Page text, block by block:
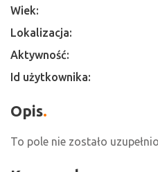
Wiek:
Lokalizacja:
Aktywność:
Id użytkownika:
Opis
To pole nie zostało